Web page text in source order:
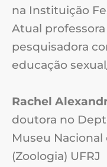
na Instituição
Atual
pesquisadora
educação
Rachel
doutora no
Museu
(Zoologia) UFRJ